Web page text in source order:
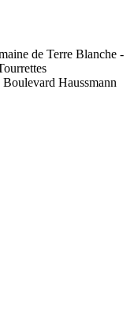
de Terre Blanche -
Boulevard Haussmann